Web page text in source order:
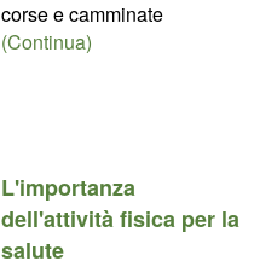
corse e camminate
(Continua)
L'importanza
dell'attività fisica per la
salute